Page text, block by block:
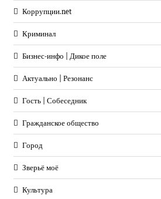
Коррупции.net
Криминал
Бизнес-инфо | Дикое поле
Актуально | Резонанс
Гость | Собеседник
Гражданское общество
Город
Зверьё моё
Культура